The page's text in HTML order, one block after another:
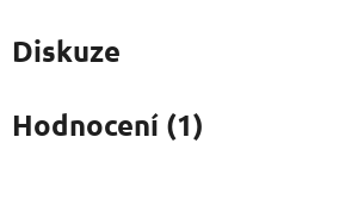
Diskuze
Hodnocení (1)